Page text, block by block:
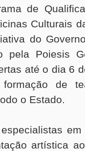
de
Culturais
do
pela Poiesis
até o dia 6
de
o Estado.
artística